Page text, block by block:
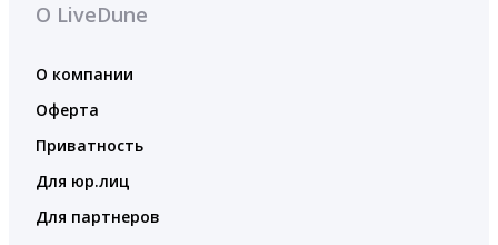
О LiveDune
О компании
Оферта
Приватность
Для юр.лиц
Для партнеров